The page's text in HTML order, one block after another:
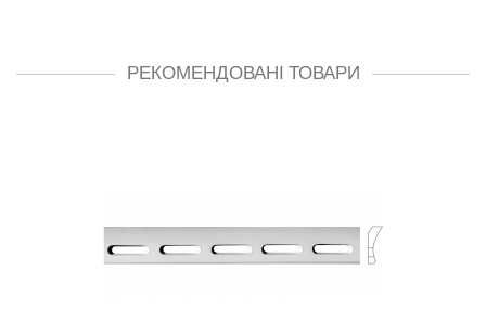
РЕКОМЕНДОВАНІ ТОВАРИ